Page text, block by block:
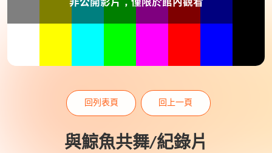
與鯨魚共舞/紀錄片
回列表頁 回上一頁